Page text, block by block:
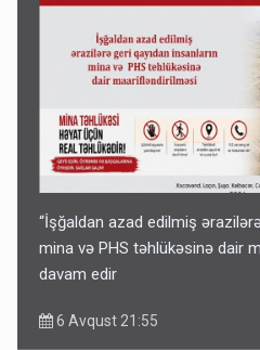
“İşğaldan azad edilmiş
mina və PHS təhlükəsinə dair
davam edir
6 Avqust 21:55